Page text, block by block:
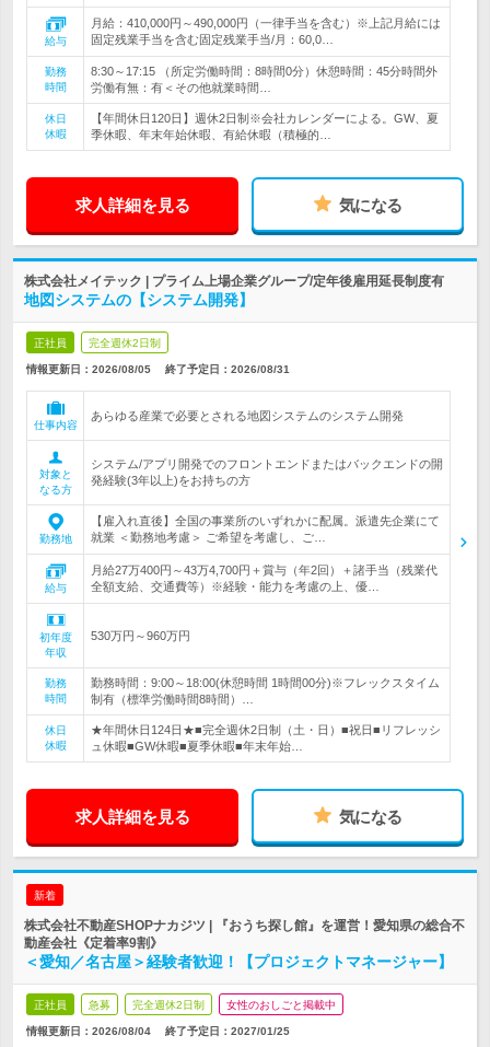
給与
月給：410,000円～490,000円（一律手当を含む）※上記月給には
固定残業手当を含む固定残業手当/月：60,0…
勤務
時間
8:30～17:15 （所定労働時間：8時間0分）休憩時間：45分時間外
労働有無：有＜その他就業時間…
休日
休暇
【年間休日120日】週休2日制※会社カレンダーによる。GW、夏
季休暇、年末年始休暇、有給休暇（積極的…
求人詳細を見る 気になる
株式会社メイテック | プライム上場企業グループ/定年後雇用延長制度有
地図システムの【システム開発】
正社員 完全週休2日制
情報更新日：2026/08/05 終了予定日： 2026/08/31
仕事内容
あらゆる産業で必要とされる地図システムのシステム開発
対象と
なる方
システム/アプリ開発でのフロントエンドまたはバックエンドの開
発経験(3年以上)をお持ちの方
勤務地
【雇入れ直後】全国の事業所のいずれかに配属。派遣先企業にて
就業 ＜勤務地考慮＞ ご希望を考慮し、ご…
給与
月給27万400円～43万4,700円＋賞与（年2回）＋諸手当（残業代
全額支給、交通費等）※経験・能力を考慮の上、優…
初年度
年収
530万円～960万円
勤務
時間
勤務時間：9:00～18:00(休憩時間 1時間00分)※フレックスタイム
制有（標準労働時間8時間）…
休日
休暇
★年間休日124日★■完全週休2日制（土・日）■祝日■リフレッシ
ュ休暇■GW休暇■夏季休暇■年末年始…
求人詳細を見る 気になる
新着
株式会社不動産SHOPナカジツ | 『おうち探し館』を運営！愛知県の総合不
動産会社《定着率9割》
＜愛知／名古屋＞経験者歓迎！【プロジェクトマネージャー】
正社員 急募 完全週休2日制 女性のおしごと掲載中
情報更新日：2026/08/04 終了予定日： 2027/01/25